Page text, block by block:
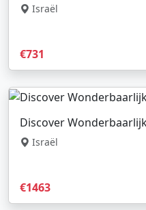
Israël
€731
Discover
Israël
€1463